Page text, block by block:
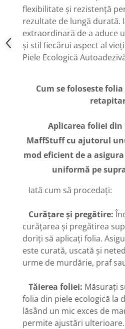
flexibilitate și rezistență
rezultate de lungă
extraordinară de a aduce
și stil fiecărui aspect al
Piele Ecologică
Cum se foloseste
Aplicarea foliei din
MaffStuff cu ajutorul
mod eficient de a
uniformă pe
Iată cum să procedați:
Curățare și pregătire:
curățarea și pregătirea
doriți să aplicați folia.
este curată, uscată și
urme de murdărie, praf
Tăierea foliei: Măsurați
folia din piele ecologică la
lăsând un mic exces de
permite ajustări ulterioare.